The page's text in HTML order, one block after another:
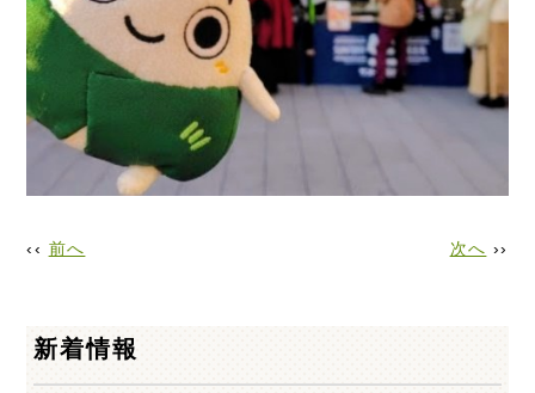
‹‹ 前へ 次へ ››
新着情報